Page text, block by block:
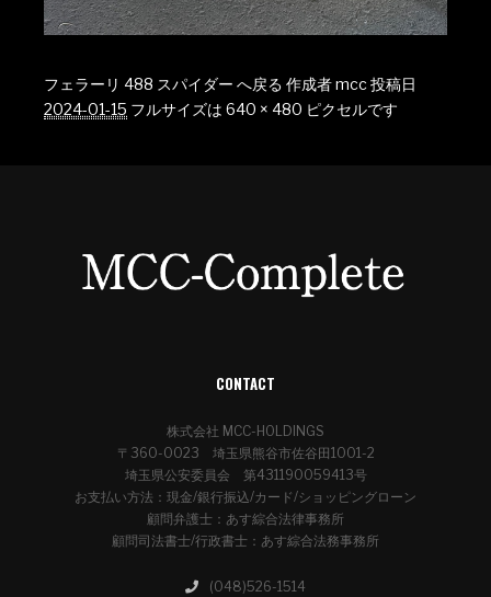
フェラーリ 488 スパイダー へ戻る 作成者mcc投稿日
2024-01-15 フルサイズは 640 × 480 ピクセルです
CONTACT
株式会社 MCC-HOLDINGS
〒360-0023 埼玉県熊谷市佐谷田1001-2
埼玉県公安委員会 第431190059413号
お支払い方法：現金/銀行振込/カード/ショッピングローン
顧問弁護士：あす綜合法律事務所
顧問司法書士/行政書士：あす綜合法務事務所
(048)526-1514